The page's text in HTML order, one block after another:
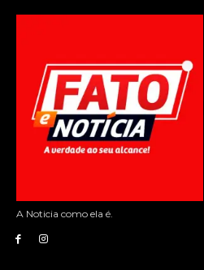
A Noticia como ela é.